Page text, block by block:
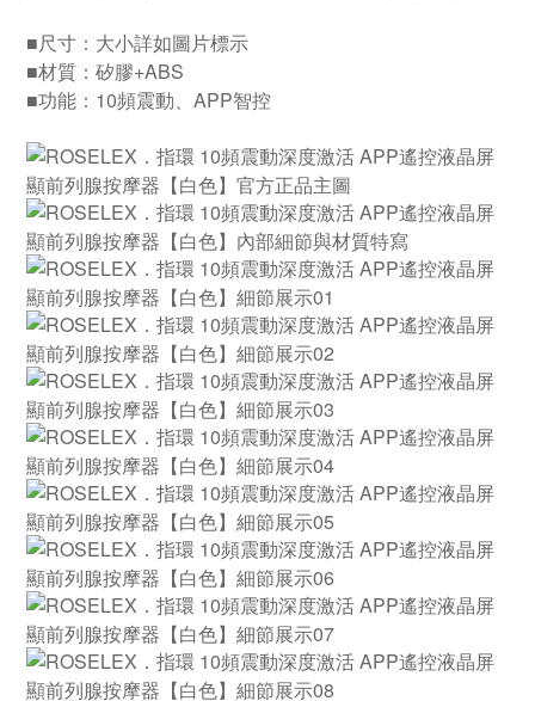
■尺寸：大小詳如圖片標示
■材質：矽膠+ABS
■功能：10頻震動、APP智控